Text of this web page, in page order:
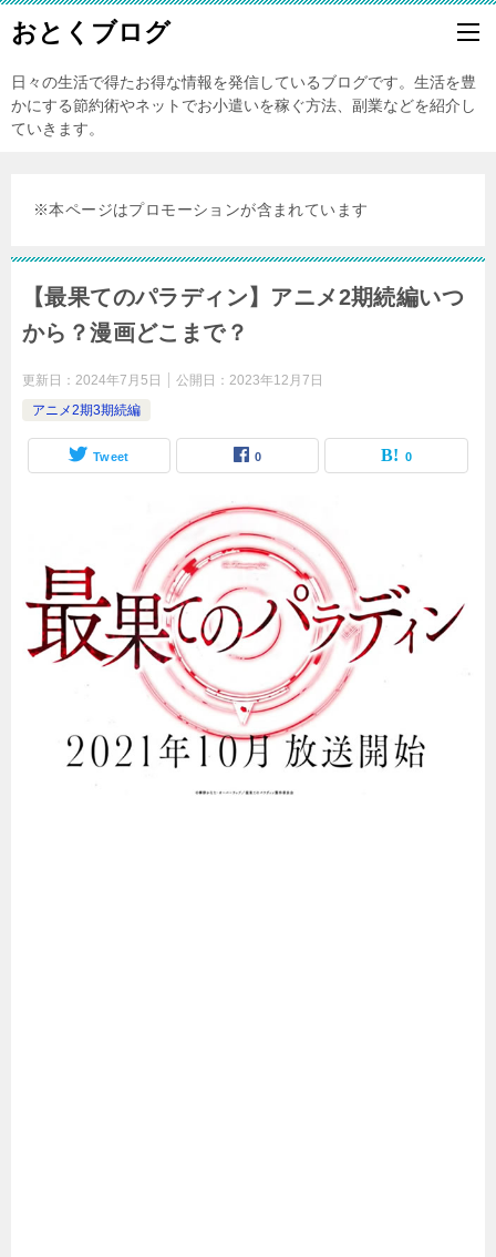
おとくブログ
日々の生活で得たお得な情報を発信しているブログです。生活を豊
かにする節約術やネットでお小遣いを稼ぐ方法、副業などを紹介し
ていきます。
※本ページはプロモーションが含まれています
【最果てのパラディン】アニメ2期続編いつ
から？漫画どこまで？
更新日： 2024年7月5日 公開日： 2023年12月7日
アニメ2期3期続編
Tweet 0 0